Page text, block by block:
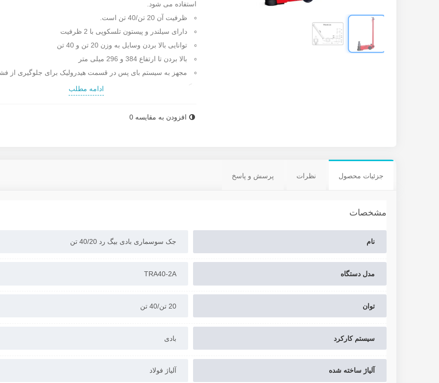
استفاده می شود.
ظرفیت آن 20 تن/40 تن است.
دارای سیلندر و پیستون تلسکوپی با 2 ظرفیت
توانایی بالا بردن وسایل به وزن 20 تن و 40 تن
بالا بردن تا ارتفاع 384 و 296 میلی متر
مجهز به سیستم بای پس در قسمت هیدرولیک برای جلوگیری از
جک
دارای 2 واسطه افزایش ارتفاع به طول 75 و 45 میلی متر
برای اطلاع از
قیمت جک سوسماری بادی
ادامه مطلب
افزودن به مقایسه 0
جزئیات محصول نظرات پرسش و پاسخ
مشخصات
نام جک سوسماری بادی بیگ رد 40/20 تن
مدل دستگاه TRA40-2A
توان 20 تن/40 تن
سیستم کارکرد بادی
آلیاژ ساخته شده آلیاژ فولاد